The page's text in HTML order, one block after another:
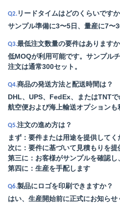
Q2. リードタイムはどのくらいですか
サンプル準備に3〜5日、量産に7〜
Q3.最低注文数量の要件はありますか
低MOQが利用可能です。サンプル
注文は通常300セット。
Q4.商品の発送方法と配送時間は？
DHL、UPS、FedEx、またはTNTで
航空便および海上輸送オプションも
Q5.注文の進め方は？
まず：要件または用途を提供してく
次に：要件に基づいて見積もりを提
第三に：お客様がサンプルを確認
第四に：生産を手配します
Q6.製品にロゴを印刷できますか？
はい、生産開始前に正式にお知らせ